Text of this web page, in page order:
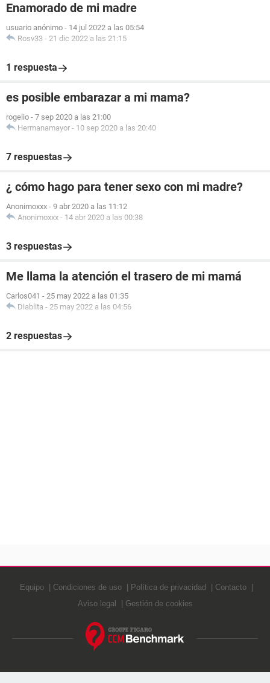
Enamorado de mi madre
usuario anónimo - 14 jul 2022 a las 05:54
Rosv33 - 21 dic 2022 a las 21:15
1 respuesta
es posible embarazar a mi mama?
rogelio - 7 sep 2020 a las 21:00
Hermanamayor - 10 sep 2020 a las 20:40
7 respuestas
¿ cómo hago para tener sexo con mi madre?
Anonimoxxx - 9 abr 2020 a las 11:12
Anonimoxxx - 14 abr 2020 a las 00:38
3 respuestas
Me llama la atención el trasero de mi mamá
Carlos041 - 25 may 2022 a las 01:35
Diablita - 25 may 2022 a las 04:56
2 respuestas
Equipo Condiciones de uso Política de privacidad
Contacto
Aviso legal
Gestión de cookies